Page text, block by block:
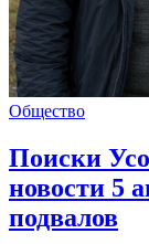
Общество
Поиски
новости 5
подвалов